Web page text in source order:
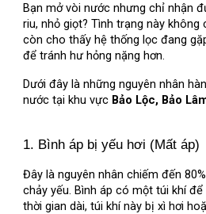
Bạn mở vòi nước nhưng chỉ nhận
riu, nhỏ giọt? Tình trạng này
còn cho thấy hệ thống lọc đang
để tránh hư hỏng nặng hơn.
Dưới đây là những nguyên nhân
nước tại khu vực Bảo Lộc, Bảo
1. Bình áp bị yếu hơi (Mất áp)
Đây là nguyên nhân chiếm đến
chảy yếu. Bình áp có một túi khí
thời gian dài, túi khí này bị xì hơi